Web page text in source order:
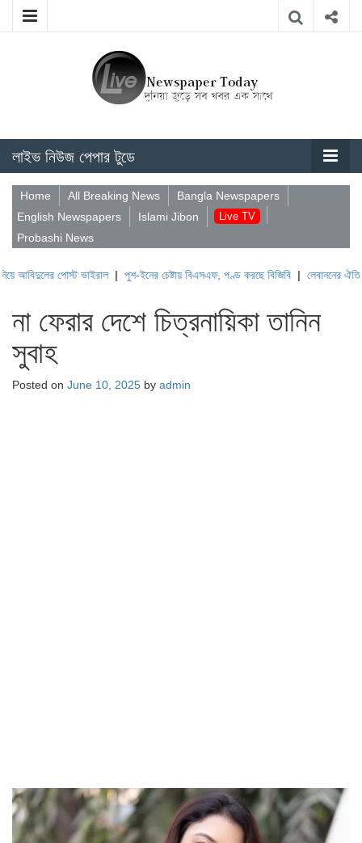
লাইভ নিউজ পেপার টুডে
Home All Breaking News
Bangla Newspapers
English Newspapers
Islami Jibon Live TV
Probashi News
পোস্ট ভাইরাল| পুশ-ইনের চেষ্টায় বিএসএফ, পণ্ড করছে বিজিবি|লেবাননের ঐতিহাসিক
না ফেরার দেশে চিত্রনায়িকা তানিন
সুবাহ
Posted on June 10, 2025 by admin